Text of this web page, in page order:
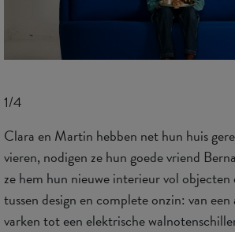
1/4
Clara en Martin hebben net hun huis
vieren, nodigen ze hun goede vriend
ze hem hun nieuwe interieur vol objecten
tussen design en complete onzin: van
varken tot een elektrische